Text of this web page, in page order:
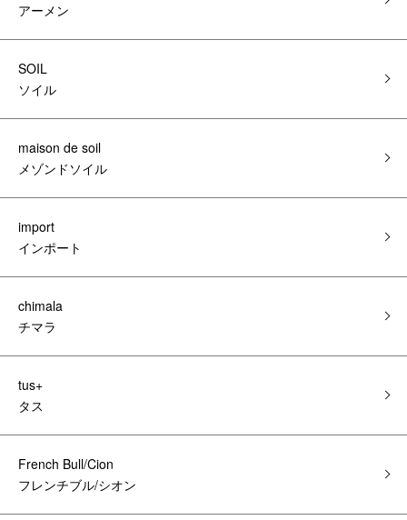
アーメン
SOIL
ソイル
maison de soil
メゾンドソイル
import
インポート
chimala
チマラ
tus+
タス
French Bull/Cion
フレンチブル/シオン